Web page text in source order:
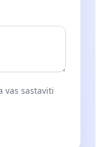
vas sastaviti